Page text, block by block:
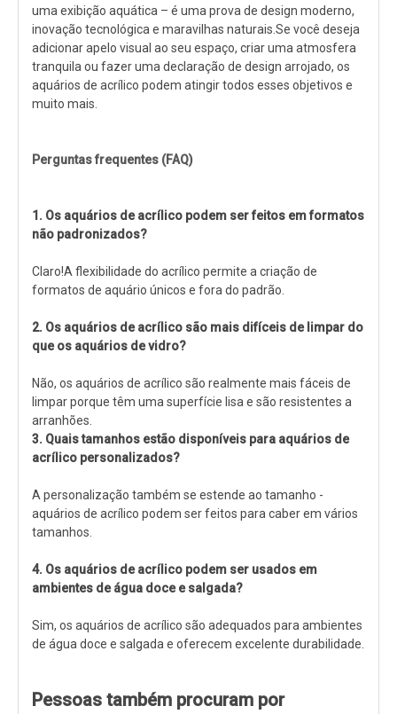
uma exibição aquática – é uma prova de design moderno,
inovação tecnológica e maravilhas naturais.Se você deseja
adicionar apelo visual ao seu espaço, criar uma atmosfera
tranquila ou fazer uma declaração de design arrojado, os
aquários de acrílico podem atingir todos esses objetivos e
muito mais.
Perguntas frequentes (FAQ)
1. Os aquários de acrílico podem ser feitos em formatos
não padronizados?
Claro!A flexibilidade do acrílico permite a criação de
formatos de aquário únicos e fora do padrão.
2. Os aquários de acrílico são mais difíceis de limpar do
que os aquários de vidro?
Não, os aquários de acrílico são realmente mais fáceis de
limpar porque têm uma superfície lisa e são resistentes a
arranhões.
3. Quais tamanhos estão disponíveis para aquários de
acrílico personalizados?
A personalização também se estende ao tamanho -
aquários de acrílico podem ser feitos para caber em vários
tamanhos.
4. Os aquários de acrílico podem ser usados ​​em
ambientes de água doce e salgada?
Sim, os aquários de acrílico são adequados para ambientes
de água doce e salgada e oferecem excelente durabilidade.
Pessoas também procuram por